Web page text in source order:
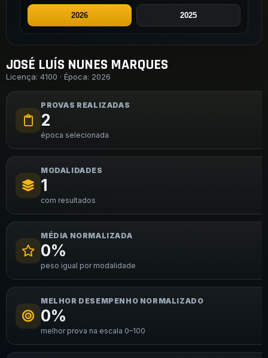
JOSÉ LUÍS NUNES MARQUES
Licença: 4100 · Época: 2026
PROVAS REALIZADAS
2
época selecionada
MODALIDADES
1
com resultados
MÉDIA NORMALIZADA
0%
peso igual por modalidade
MELHOR DESEMPENHO NORMALIZADO
0%
melhor prova na escala 0–100